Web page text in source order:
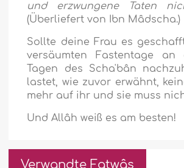
und erzwungene Taten
(Überliefert von Ibn Mâdscha.)
Sollte deine Frau es
versäumten Fastentage an
Tagen des Scha'bân
lastet, wie zuvor erwähnt,
mehr auf ihr und sie muss
Und Allâh weiß es am besten!
Verwandte Fatwâs